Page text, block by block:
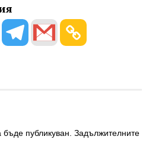
публикуван. Задължителните